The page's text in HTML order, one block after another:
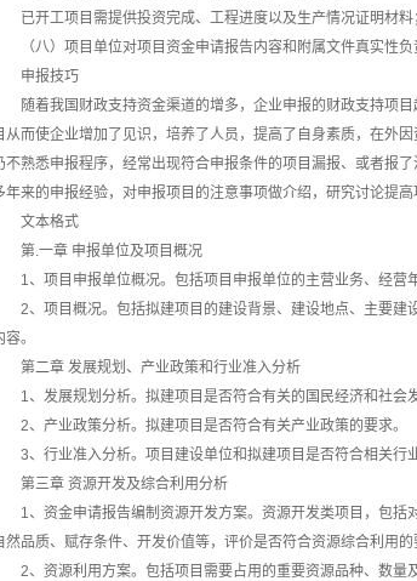
已开工项目需提供投资完成、工程进度以及生产情况证明材料
（八）项目单位对项目资金申请报告内容和附属文件真实性负
申报技巧
随着我国财政支持资金渠道的增多，企业申报的财政支持项
从而使企业增加了见识，培养了人员，提高了自身素质，在外
不熟悉申报程序，经常出现符合申报条件的项目漏报、或者报
年来的申报经验，对申报项目的注意事项做介绍，研究讨论提
文本格式
第.一章 申报单位及项目概况
1、项目申报单位概况。包括项目申报单位的主营业务、经营
2、项目概况。包括拟建项目的建设背景、建设地点、主要
容。
第二章 发展规划、产业政策和行业准入分析
1、发展规划分析。拟建项目是否符合有关的国民经济和社会
2、产业政策分析。拟建项目是否符合有关产业政策的要求。
3、行业准入分析。项目建设单位和拟建项目是否符合相关行
第三章 资源开发及综合利用分析
1、资金申请报告编制资源开发方案。资源开发类项目，包括
然品质、赋存条件、开发价值等，评价是否符合资源综合利用的
2、资源利用方案。包括项目需要占用的重要资源品种、数